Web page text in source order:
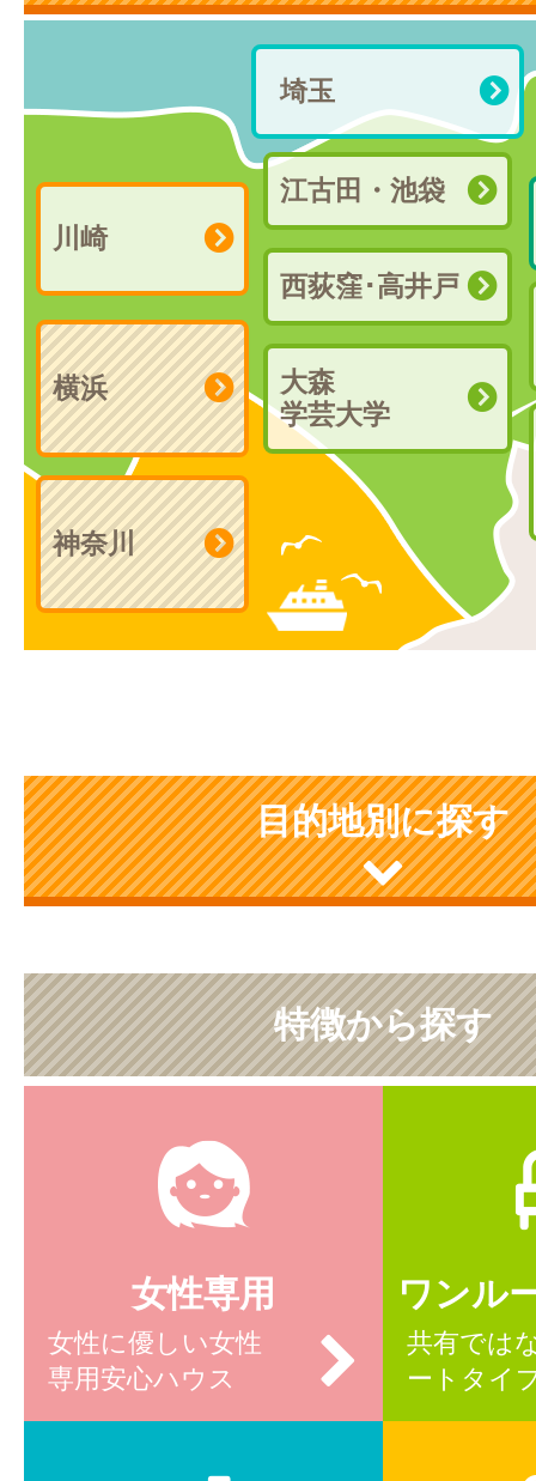
埼玉
神奈川
江古田・池袋
西荻窪･高井戸
大森
学芸大学
川崎
横浜
目的地別に探す
特徴から探す
女性専用
女性に優しい女性
専用安心ハウス
ワンル
共有では
ートタイ